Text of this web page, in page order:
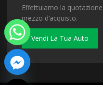
Effettuiamo la
prezzo d’acquisto.
Vendi La Tua Auto